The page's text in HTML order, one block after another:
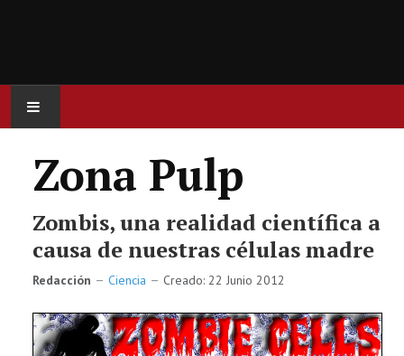
ACTUALIDAD
SERIES
JUEGOS
Zona Pulp
Zombis, una realidad científica a
causa de nuestras células madre
Redacción Ciencia Creado: 22 Junio 2012